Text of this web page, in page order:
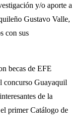
y/o aporte a
Gustavo Valle,
con sus
becas de EFE
concurso Guayaquil
de la
primer Catálogo de